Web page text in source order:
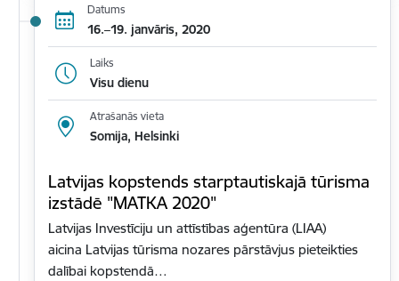
Datums
16.–19. janvāris, 2020
Laiks
Visu dienu
Atrašanās vieta
Somija, Helsinki
Latvijas kopstends starptautiskajā tūrisma
izstādē "MATKA 2020"
Latvijas Investīciju un attīstības aģentūra (LIAA)
aicina Latvijas tūrisma nozares pārstāvjus pieteikties
dalībai kopstendā…